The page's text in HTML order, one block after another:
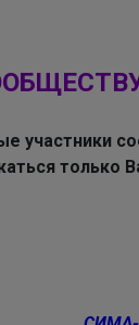
участники
только